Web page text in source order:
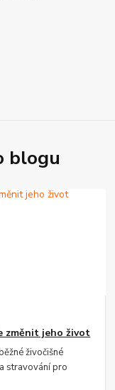
blogu
změnit jeho život
živočišné
stravování pro